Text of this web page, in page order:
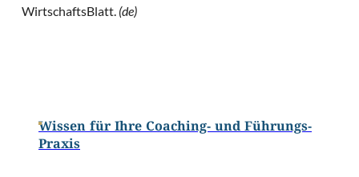
WirtschaftsBlatt. (de)
Wissen für Ihre Coaching- und Führungs-
Praxis